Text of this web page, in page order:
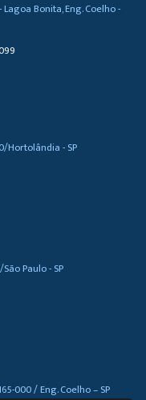
Bonita, Eng. Coelho -
Hortolândia - SP
Paulo - SP
000 / Eng. Coelho – SP